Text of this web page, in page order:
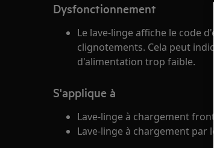
Dysfonctionnement
Le lave-linge affiche le code
clignotements. Cela peut
d'alimentation trop faible.
S'applique à
Lave-linge à chargement
Lave-linge à chargement par